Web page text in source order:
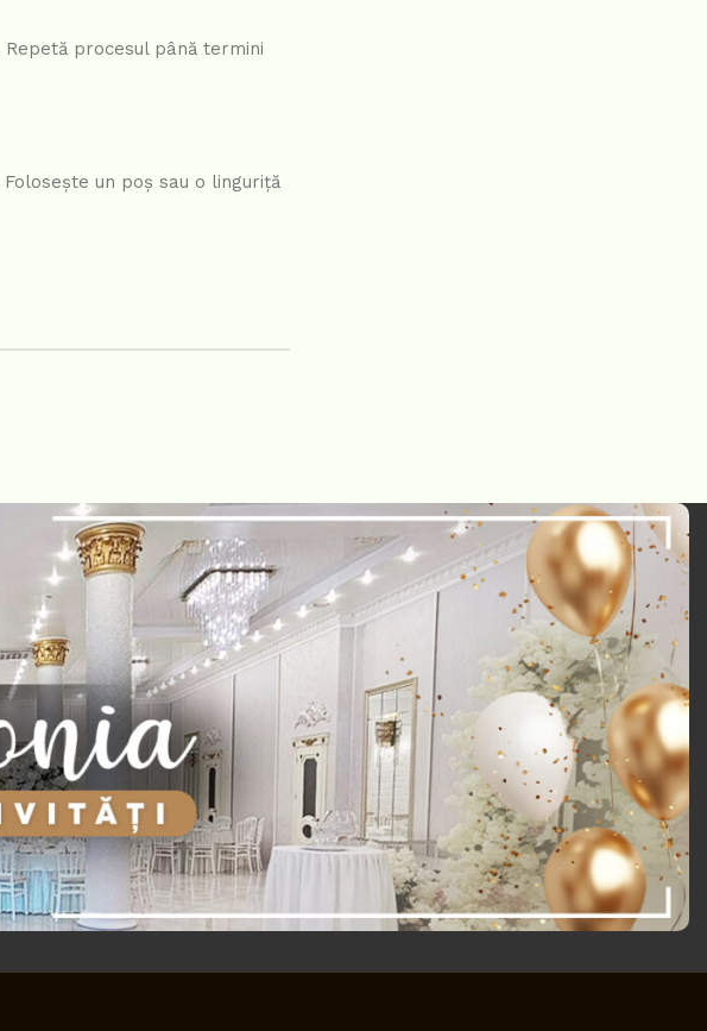
procesul până termini
un poș sau o linguriță